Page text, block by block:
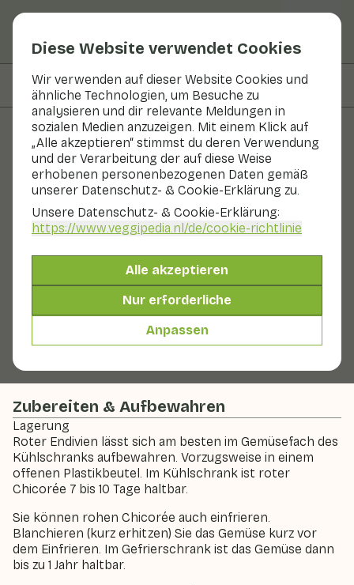
Diese Website verwendet Cookies
Wir verwenden auf dieser Website Cookies und
ähnliche Technologien, um Besuche zu
analysieren und dir relevante Meldungen in
sozialen Medien anzuzeigen. Mit einem Klick auf
„Alle akzeptieren“ stimmst du deren Verwendung
und der Verarbeitung der auf diese Weise
erhobenen personenbezogenen Daten gemäß
unserer Datenschutz- & Cookie-Erklärung zu.
Unsere Datenschutz- & Cookie-Erklärung:
https://www.veggipedia.nl/de/cookie-richtlinie
Alle akzeptieren
Nur erforderliche
Anpassen
Auf dieser Seite Rezepte mit
Obst und Gemüse
Rotholz
In Saison Gemüse Kühlschrank
Radicchio. Sie hat einen milden, süßen Geschmack. Sie
können roten Endivien in Salaten oder Wok- und
Ofengerichten verwenden.
Radicchio
Zubereiten & Aufbewahren
Lagerung
Roter Endivien lässt sich am besten im Gemüsefach des
Kühlschranks aufbewahren. Vorzugsweise in einem
offenen Plastikbeutel. Im Kühlschrank ist roter
Chicorée 7 bis 10 Tage haltbar.
Sie können rohen Chicorée auch einfrieren.
Blanchieren (kurz erhitzen) Sie das Gemüse kurz vor
dem Einfrieren. Im Gefrierschrank ist das Gemüse dann
bis zu 1 Jahr haltbar.